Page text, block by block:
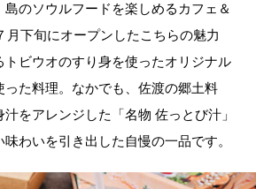
のソウルフードを楽しめるカフェ＆
月下旬にオープンしたこちらの魅力
トビウオのすり身を使ったオリジナル
た料理。なかでも、佐渡の郷土料
をアレンジした「名物 佐っとび汁」
わいを引き出した自慢の一品です。